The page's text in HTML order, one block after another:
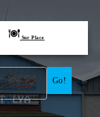
Sur Place
Go!